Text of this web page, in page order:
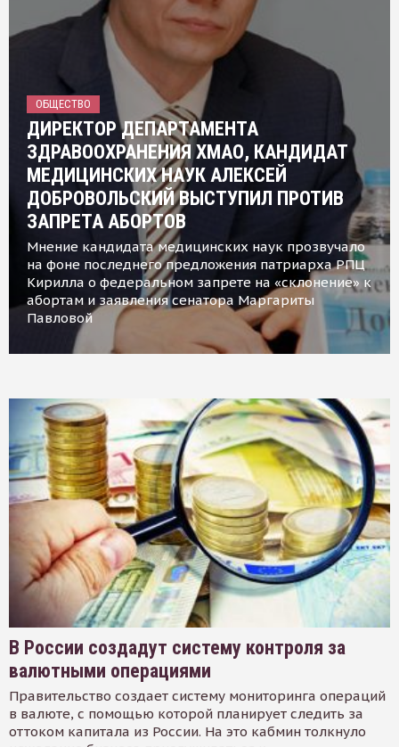
ОБЩЕСТВО
ДИРЕКТОР ДЕПАРТАМЕНТА
ЗДРАВООХРАНЕНИЯ ХМАО, КАНДИДАТ
МЕДИЦИНСКИХ НАУК АЛЕКСЕЙ
ДОБРОВОЛЬСКИЙ ВЫСТУПИЛ ПРОТИВ
ЗАПРЕТА АБОРТОВ
Мнение кандидата медицинских наук прозвучало
на фоне последнего предложения патриарха РПЦ
Кирилла о федеральном запрете на «склонение» к
абортам и заявления сенатора Маргариты
Павловой
В России создадут систему контроля за
валютными операциями
Правительство создает систему мониторинга операций
в валюте, с помощью которой планирует следить за
оттоком капитала из России. На это кабмин толкнуло